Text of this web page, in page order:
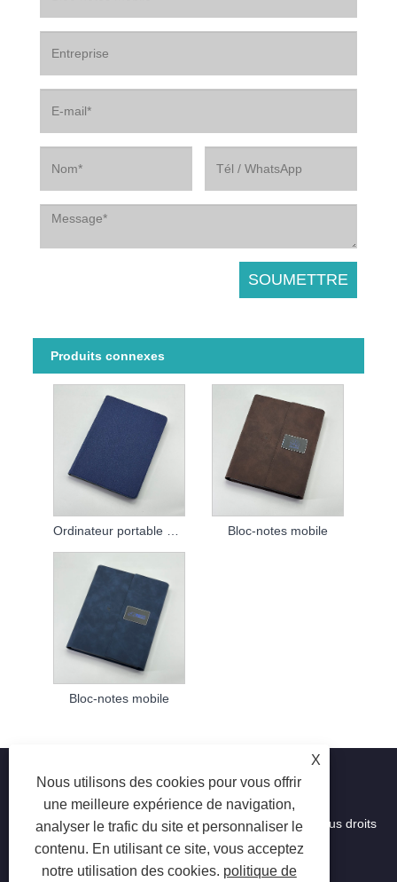
Produits connexes
Bloc-notes mobile
Bloc-notes mobile
X
Nous utilisons des cookies pour vous offrir
une meilleure expérience de navigation,
analyser le trafic du site et personnaliser le
contenu. En utilisant ce site, vous acceptez
notre utilisation des cookies. politique de
Copyright © 2023 Suzhou Aiyide Stationery Co., Ltd. Tous droits
réservés.